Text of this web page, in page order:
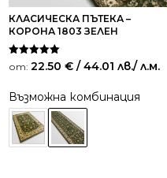
КЛАСИЧЕСКА ПЪТЕКА –
КОРОНА 1803 ЗЕЛЕН
Оценено на
5.00
от: 22.50 € / 44.01 лв./ л.м.
Възможна комбинация